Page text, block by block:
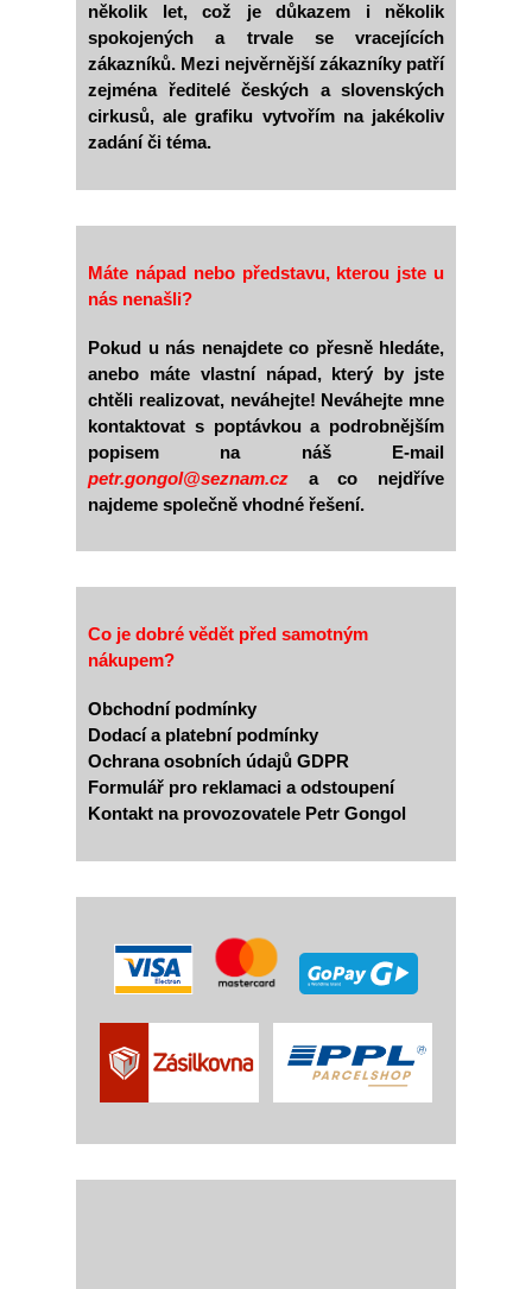
několik let, což je důkazem i několik
spokojených a trvale se vracejících
zákazníků. Mezi nejvěrnější zákazníky patří
zejména ředitelé českých a slovenských
cirkusů, ale grafiku vytvořím na jakékoliv
zadání či téma.
Máte nápad nebo představu, kterou jste u
nás nenašli?
Pokud u nás nenajdete co přesně hledáte,
anebo máte vlastní nápad, který by jste
chtěli realizovat, neváhejte! Neváhejte mne
kontaktovat s poptávkou a podrobnějším
popisem na náš E-mail
petr.gongol@seznam.cz a co nejdříve
najdeme společně vhodné řešení.
Co je dobré vědět před samotným
nákupem?
Obchodní podmínky
Dodací a platební podmínky
Ochrana osobních údajů GDPR
Formulář pro reklamaci a odstoupení
Kontakt na provozovatele Petr Gongol